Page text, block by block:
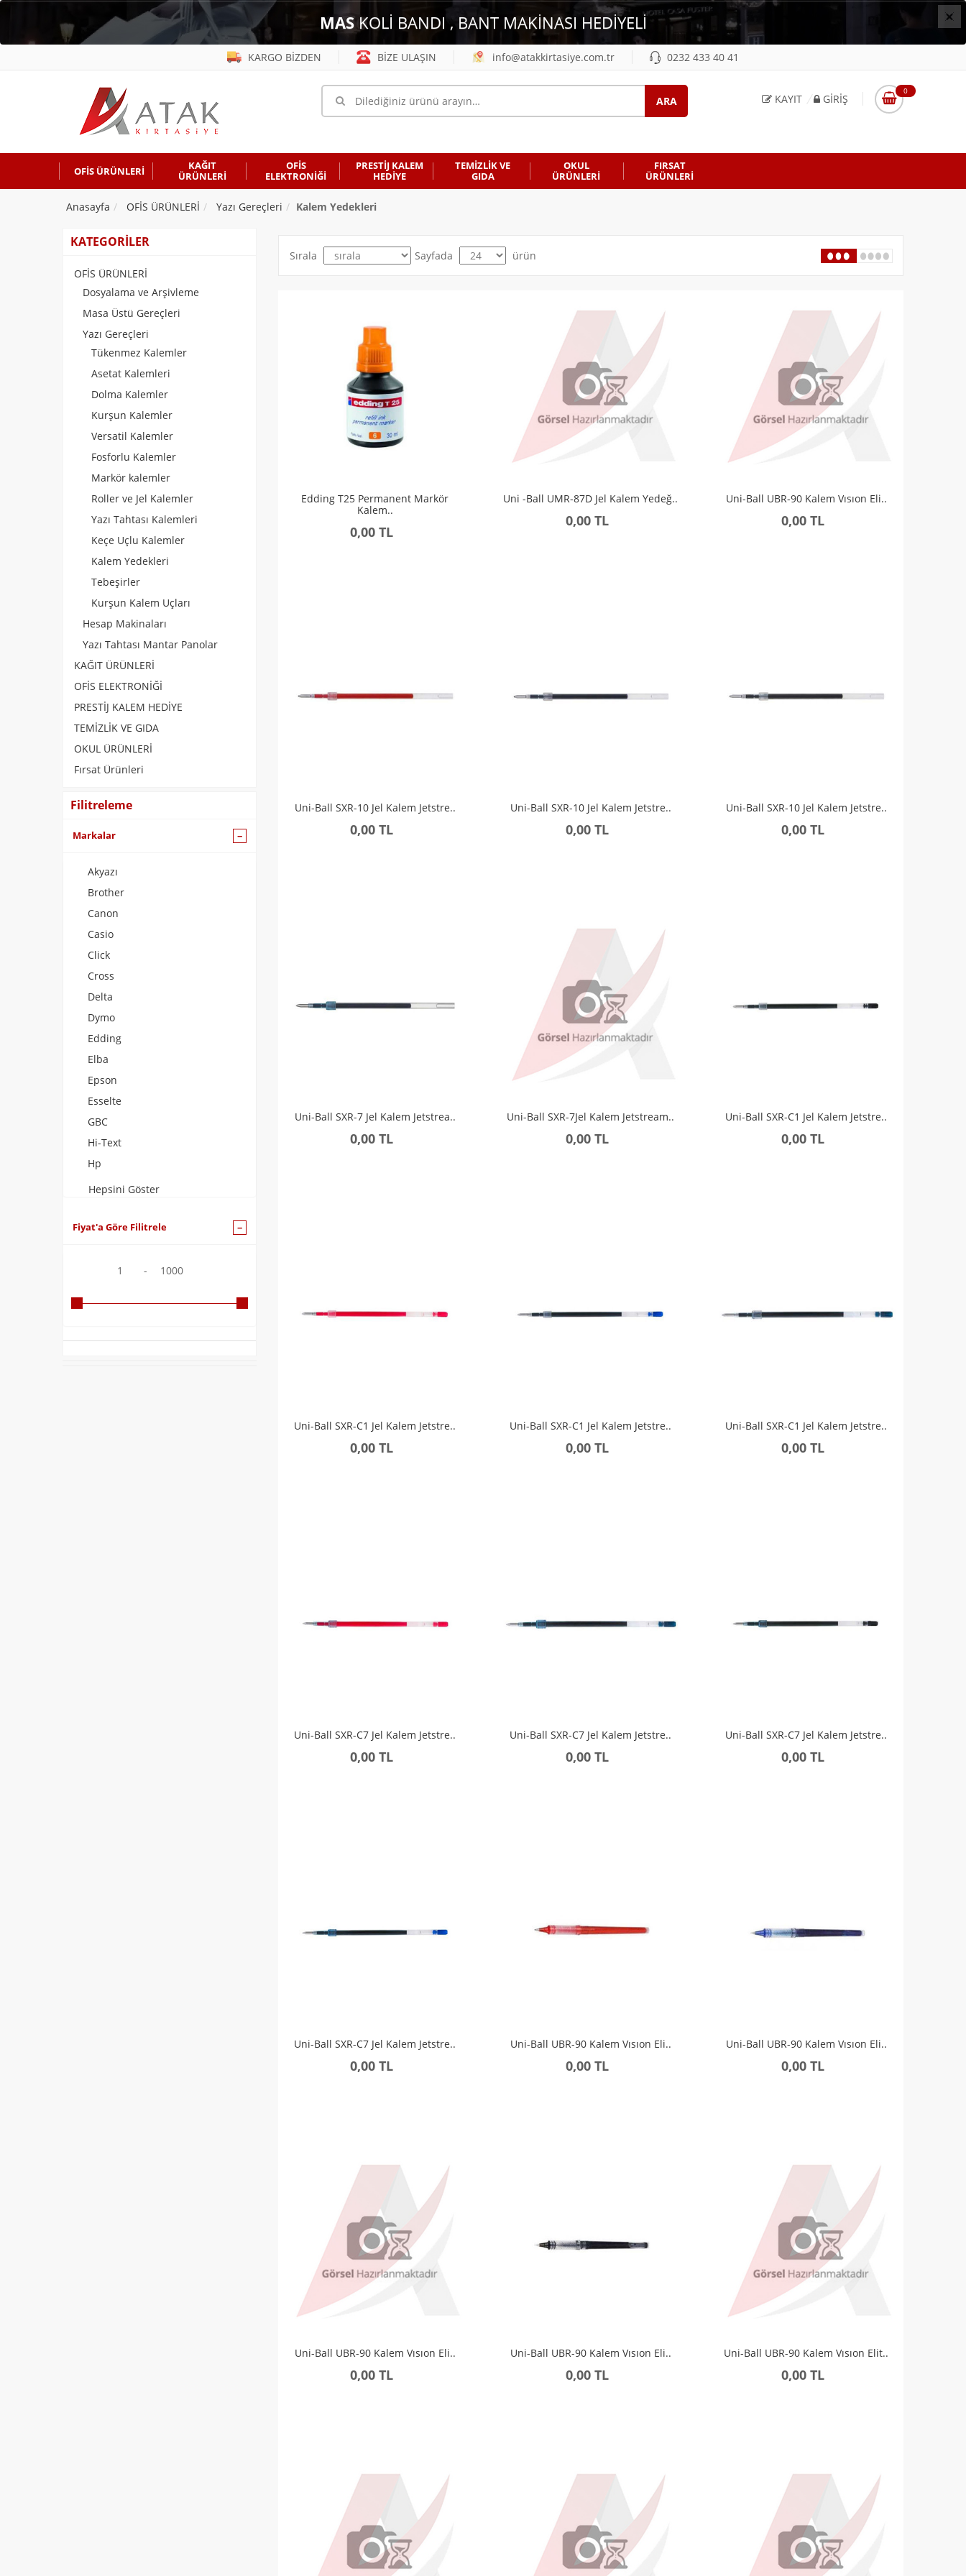
×
MASKOLİ BANDI , BANT MAKİNASI HEDİYELİ
KARGO BİZDEN BİZE ULAŞIN info@atakkirtasiye.com.tr 0232 433 40 41
KAYIT GIRIŞ
0
OFİS ÜRÜNLERİ
KAĞIT
ÜRÜNLERİ
OFİS
ELEKTRONİĞİ
PRESTİJ KALEM
HEDİYE
TEMİZLİK VE
GIDA
OKUL
ÜRÜNLERİ
FIRSAT
ÜRÜNLERI
Anasayfa OFİS ÜRÜNLERİ Yazı Gereçleri Kalem Yedekleri
Sırala Sayfada ürün
Edding T25 Permanent Markör
Kalem..
0,00 TL
Uni -Ball UMR-87D Jel Kalem Yedeğ..
0,00 TL
Uni-Ball UBR-90 Kalem Vısıon Eli..
0,00 TL
Uni-Ball SXR-10 Jel Kalem Jetstre..
0,00 TL
Uni-Ball SXR-10 Jel Kalem Jetstre..
0,00 TL
Uni-Ball SXR-10 Jel Kalem Jetstre..
0,00 TL
Uni-Ball SXR-7 Jel Kalem Jetstrea..
0,00 TL
Uni-Ball SXR-7Jel Kalem Jetstream..
0,00 TL
Uni-Ball SXR-C1 Jel Kalem Jetstre..
0,00 TL
Uni-Ball SXR-C1 Jel Kalem Jetstre..
0,00 TL
Uni-Ball SXR-C1 Jel Kalem Jetstre..
0,00 TL
Uni-Ball SXR-C1 Jel Kalem Jetstre..
0,00 TL
Uni-Ball SXR-C7 Jel Kalem Jetstre..
0,00 TL
Uni-Ball SXR-C7 Jel Kalem Jetstre..
0,00 TL
Uni-Ball SXR-C7 Jel Kalem Jetstre..
0,00 TL
Uni-Ball SXR-C7 Jel Kalem Jetstre..
0,00 TL
Uni-Ball UBR-90 Kalem Vısıon Eli..
0,00 TL
Uni-Ball UBR-90 Kalem Vısıon Eli..
0,00 TL
Uni-Ball UBR-90 Kalem Vısıon Eli..
0,00 TL
Uni-Ball UBR-90 Kalem Vısıon Eli..
0,00 TL
Uni-Ball UBR-90 Kalem Vısıon Elit..
0,00 TL
KATEGORİLER
OFİS ÜRÜNLERİ
Dosyalama ve Arşivleme
Masa Üstü Gereçleri
Yazı Gereçleri
Tükenmez Kalemler
Asetat Kalemleri
Dolma Kalemler
Kurşun Kalemler
Versatil Kalemler
Fosforlu Kalemler
Markör kalemler
Roller ve Jel Kalemler
Yazı Tahtası Kalemleri
Keçe Uçlu Kalemler
Kalem Yedekleri
Tebeşirler
Kurşun Kalem Uçları
Hesap Makinaları
Yazı Tahtası Mantar Panolar
KAĞIT ÜRÜNLERİ
OFİS ELEKTRONİĞİ
PRESTİJ KALEM HEDİYE
TEMİZLİK VE GIDA
OKUL ÜRÜNLERİ
Fırsat Ürünleri
Filitreleme
Markalar
Akyazı
Brother
Canon
Casio
Click
Cross
Delta
Dymo
Edding
Elba
Epson
Esselte
GBC
Hi-Text
Hp
Hepsini Göster
Fiyat'a Göre Filitrele
1 - 1000